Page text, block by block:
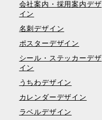
会社案内・採用案内デザ
イン
名刺デザイン
ポスターデザイン
シール・ステッカーデザ
イン
うちわデザイン
カレンダーデザイン
ラベルデザイン